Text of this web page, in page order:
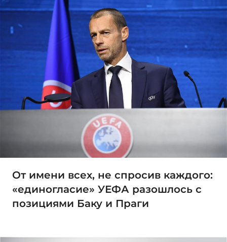
От имени всех, не спросив каждого:
«единогласие» УЕФА разошлось с
позициями Баку и Праги